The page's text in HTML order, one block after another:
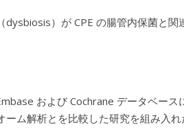
dysbiosis）が CPE の腸管内保菌と
および Cochrane データベー
ム解析とを比較した研究を組み入れ